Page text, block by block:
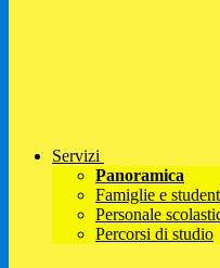
Servizi
Panoramica
Famiglie e
Personale
Percorsi di studio